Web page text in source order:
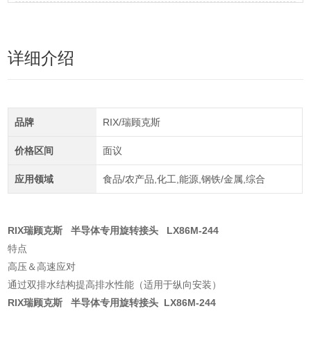
详细介绍
品牌 RIX/瑞顾克斯
价格区间 面议
应用领域 食品/农产品,化工,能源,钢铁/金属,综合
RIX瑞顾克斯 半导体专用旋转接头 LX86M-244
特点
高压＆高速应对
通过双排水结构提高排水性能（适用于纵向安装）
RIX瑞顾克斯 半导体专用旋转接头 LX86M-244